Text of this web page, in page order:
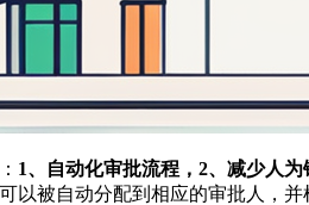
1、自动化审批流程，2、减少人
以被自动分配到相应的审批人，